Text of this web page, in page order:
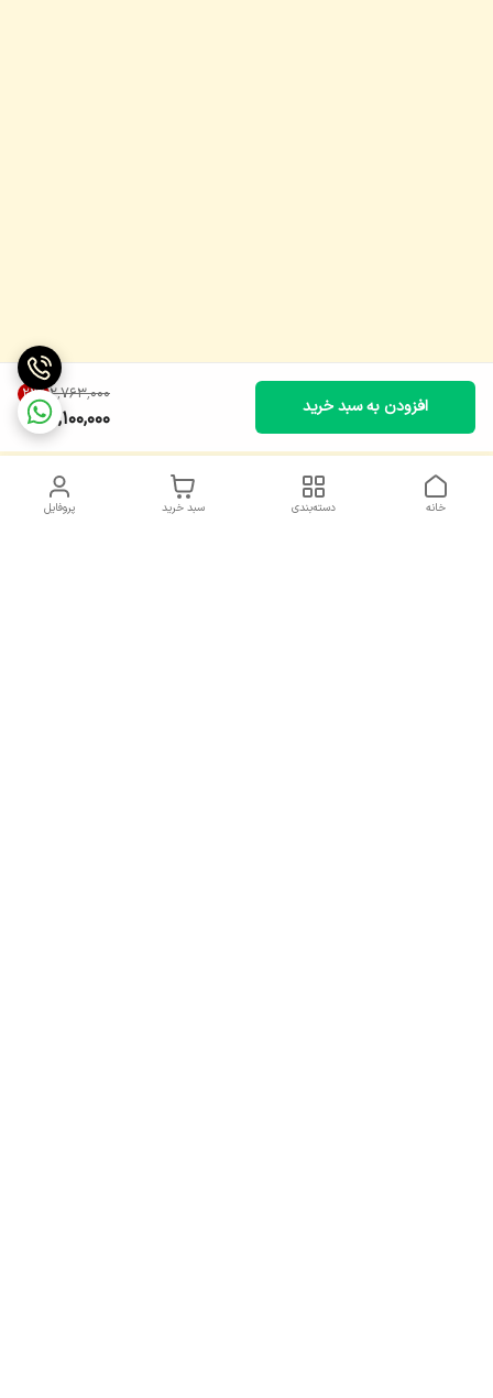
۲٬۷۶۳٬۰۰۰ 23%
2,100,000 افزودن به سبد خرید
پروفایل سبد خرید دسته‌بندی خانه